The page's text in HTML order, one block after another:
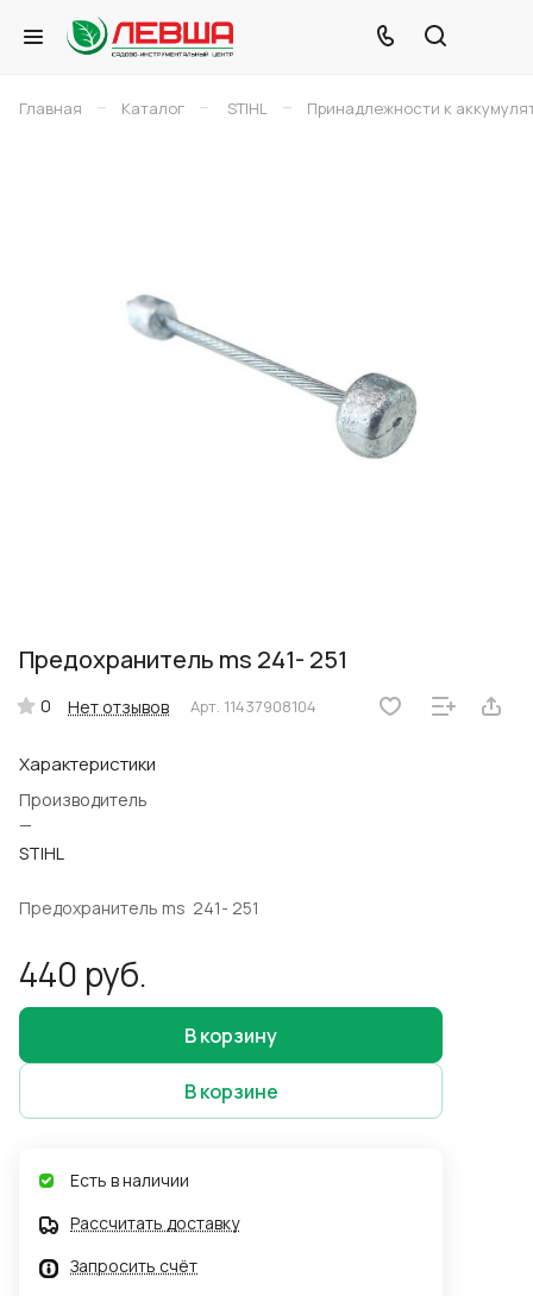
Главная – Каталог – STIHL – Принадлежности к
Предохранитель ms 241- 251
0 Нет отзывов Арт. 11437908104
Характеристики
Производитель
—
STIHL
Предохранитель ms 241- 251
440 руб.
В корзину
В корзине
Есть в наличии
Рассчитать доставку
Запросить счёт